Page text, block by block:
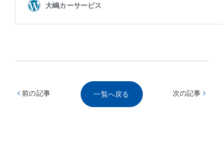
一覧へ戻る
前の記事 次の記事